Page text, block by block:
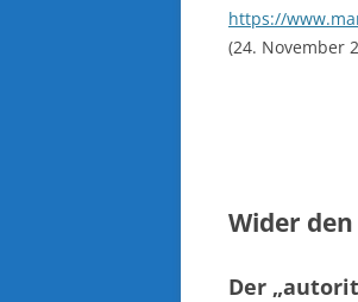
https://
(24. November
Wider
Der